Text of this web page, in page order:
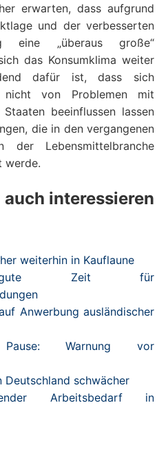
erwarten, dass aufgrund
und der verbesserten
eine „überaus große“
das Konsumklima weiter
dafür ist, dass sich
nicht von Problemen mit
beeinflussen lassen
die in den vergangenen
Lebensmittelbranche
werde.
interessieren
weiterhin in Kauflaune
gute Zeit für
Anwerbung ausländischer
Pause: Warnung vor
Deutschland schwächer
Arbeitsbedarf in